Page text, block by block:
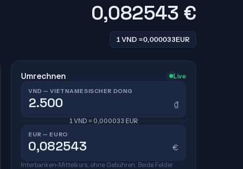
0,082543 €
1 VND =0,000033EUR
Umrechnen Live
VND — VIETNAMESISCHER DONG
₫
1 VND = 0,000033 EUR
EUR — EURO
€
Interbanken-Mittelkurs, ohne Gebühren. Beide Felder